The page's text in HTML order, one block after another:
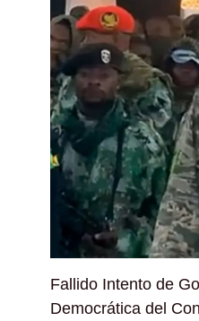
Fallido Intento de
Democrática del